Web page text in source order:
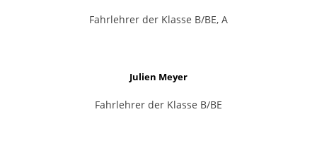
Fahrlehrer der Klasse B/BE, A
Julien Meyer
Fahrlehrer der Klasse B/BE